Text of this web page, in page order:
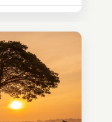
что-то